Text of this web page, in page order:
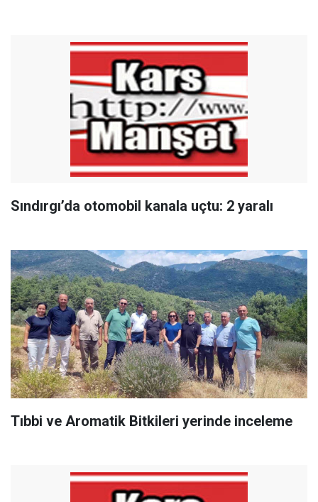
Sındırgı’da otomobil kanala uçtu: 2 yaralı
Tıbbi ve Aromatik Bitkileri yerinde inceleme